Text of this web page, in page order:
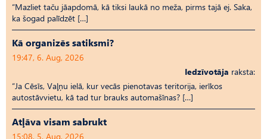
“Mazliet taču jāapdomā, kā tiksi laukā no meža, pirms tajā ej. Saka,
ka šogad palīdzēt […]
Kā organizēs satiksmi?
19:47, 6. Aug, 2026
Iedzīvotāja raksta:
“Ja Cēsīs, Vaļņu ielā, kur vecās pienotavas teritorija, ierīkos
autostāvvietu, kā tad tur brauks automašīnas? […]
Atļāva visam sabrukt
15:08, 5. Aug, 2026